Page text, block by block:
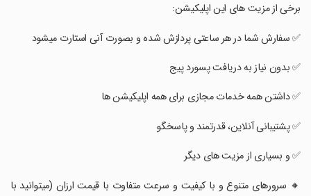
‏برخی از مزیت های این اپلیکیشن:
‏✅ سفارش شما در هر ساعتی پردازش شده و بصورت آنی استارت میشود
‏✅ بدون نیاز به دریافت پسورد پیج
‏✅ داشتن همه خدمات مجازی برای همه اپلیکیشن ها
‏✅ پشتیبانی آنلاین، قدرتمند و پاسخگو
‏✅ و بسیاری از مزیت های دیگر
‏🔸 سرورهای متنوع و با کیفیت و سرعت متفاوت با قیمت ارزان (میتوانید با